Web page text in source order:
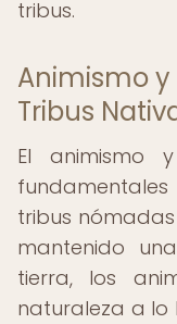
tribus.
Animismo
Tribus
El animismo
tribus
mantenido
tierra, los
naturaleza a lo